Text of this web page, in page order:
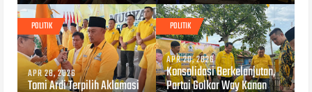
POLITIK
APR 28, 2026
Tomi Ardi Terpilih Aklamasi
POLITIK
APR 20, 2026
Konsolidasi Berkelanjutan,
Partai Golkar Way Kanan